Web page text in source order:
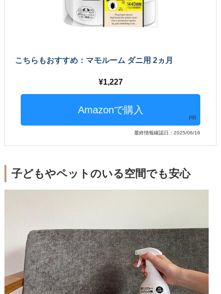
こちらもおすすめ：マモルーム ダニ用 2ヵ月
1,227
PR
最終情報確認日：2025/06/16
子どもやペットのいる空間でも安心